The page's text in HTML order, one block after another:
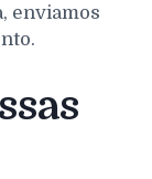
enviamos